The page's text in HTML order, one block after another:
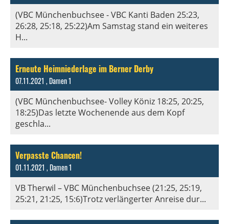
(VBC Münchenbuchsee - VBC Kanti Baden 25:23,
26:28, 25:18, 25:22)Am Samstag stand ein weiteres
H...
Erneute Heimniederlage im Berner Derby
07.11.2021 , Damen 1
(VBC Münchenbuchsee- Volley Köniz 18:25, 20:25,
18:25)Das letzte Wochenende aus dem Kopf
geschla...
Verpasste Chancen!
01.11.2021 , Damen 1
VB Therwil – VBC Münchenbuchsee (21:25, 25:19,
25:21, 21:25, 15:6)Trotz verlängerter Anreise dur...